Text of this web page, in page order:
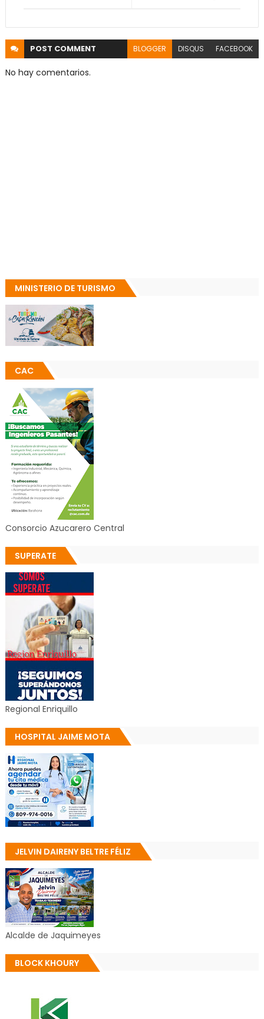
POST COMMENT BLOGGER DISQUS FACEBOOK
No hay comentarios.
MINISTERIO DE TURISMO
CAC
Consorcio Azucarero Central
SUPERATE
Regional Enriquillo
HOSPITAL JAIME MOTA
JELVIN DAIRENY BELTRE FÉLIZ
Alcalde de Jaquimeyes
BLOCK KHOURY